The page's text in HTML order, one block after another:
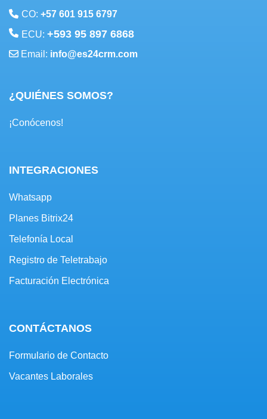
CO: +57 601 915 6797
ECU: +593 95 897 6868
Email: info@es24crm.com
¿QUIÉNES SOMOS?
¡Conócenos!
INTEGRACIONES
Whatsapp
Planes Bitrix24
Telefonía Local
Registro de Teletrabajo
Facturación Electrónica
CONTÁCTANOS
Formulario de Contacto
Vacantes Laborales